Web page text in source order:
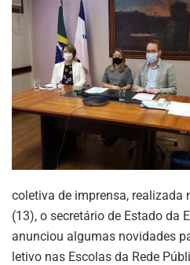
coletiva de imprensa, realizada
(13), o secretário de Estado da
anunciou algumas novidades
letivo nas Escolas da Rede